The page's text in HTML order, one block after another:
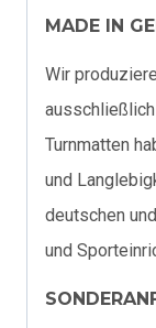
MADE IN
Wir
Turnmatten
und
deutschen
und